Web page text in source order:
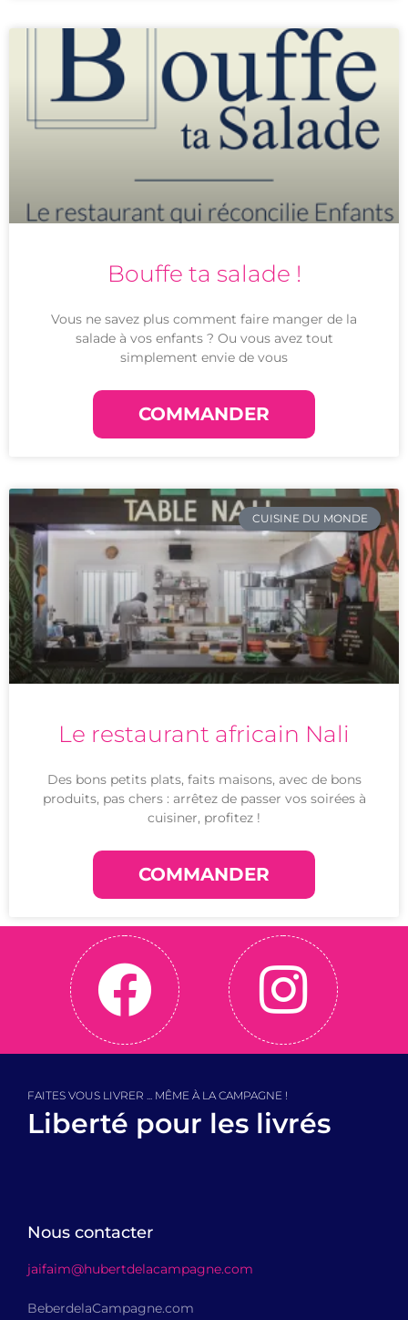
Bouffe ta salade !
Vous ne savez plus comment faire manger de la
salade à vos enfants ? Ou vous avez tout
simplement envie de vous
COMMANDER
CUISINE DU MONDE
Le restaurant africain Nali
Des bons petits plats, faits maisons, avec de bons
produits, pas chers : arrêtez de passer vos soirées à
cuisiner, profitez !
COMMANDER
FAITES VOUS LIVRER ... MÊME À LA CAMPAGNE !
Liberté pour les livrés
Nous contacter
jaifaim@hubertdelacampagne.com
BeberdelaCampagne.com